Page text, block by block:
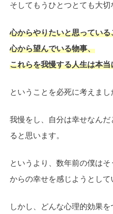
そしてもうひとつとても大切
心からやりたいと思っている
心から望んでいる物事、
これらを我慢する人生は本
ということを必死に考えまし
我慢をし、自分は幸せなん
ると思います。
というより、数年前の僕は
からの幸せを感じようとして
しかし、どんな心理的効果